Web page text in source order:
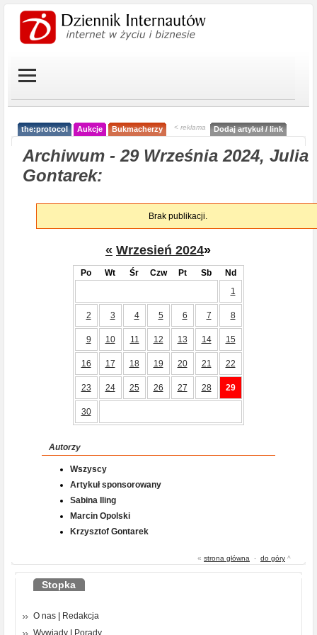
the:protocol Aukcje Bukmacherzy < reklama Dodaj artykuł / link
Archiwum - 29 Września 2024, Julia
Gontarek:
Brak publikacji.
« Wrzesień 2024»
Po Wt Śr Czw Pt Sb
Nd
1
2 3 4 5 6 7 8
9 10 11 12 13 14 15
16 17 18 19 20 21 22
23 24 25 26 27 28 29
30
Autorzy
Wszyscy
Artykuł sponsorowany
Sabina Iling
Marcin Opolski
Krzysztof Gontarek
« strona główna - do góry ^
Stopka
O nas
Redakcja
Wywiady
Porady